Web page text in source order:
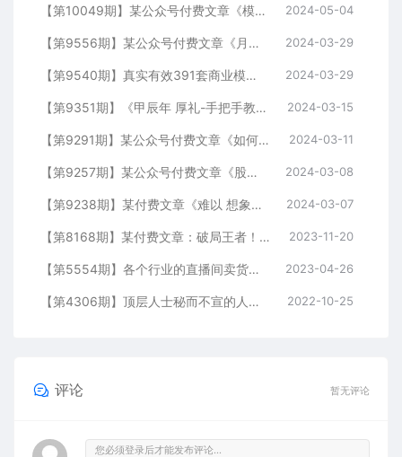
【第10049期】某公众号付费文章《模型化：道生一，一生二，二生三，三生万物！》 2024-05-04
【第9556期】某公众号付费文章《月入30万的暴利单品(续)》客单价三四千，非常暴利 2024-03-29
【第9540期】真实有效391套商业模式，年入几十到几百万案例解析（电子书+视频+图文） 2024-03-29
【第9351期】《甲辰年 厚礼-手把手教你布置 今年的家居风水》 2024-03-15
【第9291期】某公众号付费文章《如何让收入提升百十倍？》 2024-03-11
【第9257期】某公众号付费文章《股票市场真正赚钱的核心逻辑》 2024-03-08
【第9238期】某付费文章《难以 想象，这篇狠辣的文章，居然能公开出来》 2024-03-07
【第8168期】某付费文章：破局王者！此人乃千古“作弊”第一人 2023-11-20
【第5554期】各个行业的直播间卖货话术资料分享：卖货主播必看技能 2023-04-26
【第4306期】顶层人士秘而不宣的人性天书，识人性 破情执 通钱脉 助成长 2022-10-25
评论 暂无评论